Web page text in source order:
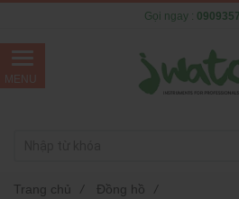
Trang chủ / Đồng hồ
/
Gọi ngay :